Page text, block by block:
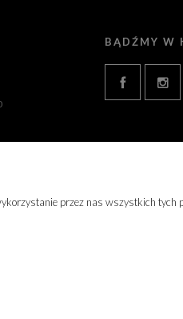
BĄDŹMY W
przez nas wszystkich tych